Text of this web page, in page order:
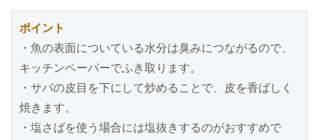
ポイント
・魚の表面についている水分は臭みにつながるので、
キッチンペーパーでふき取ります。
・サバの皮目を下にして炒めることで、皮を香ばしく
焼きます。
・塩さばを使う場合には塩抜きするのがおすすめで